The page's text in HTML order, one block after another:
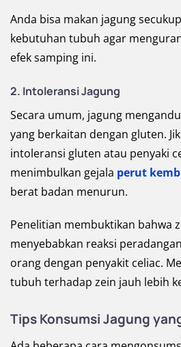
Anda bisa makan jagung
kebutuhan tubuh agar
efek samping ini.
2. Intoleransi Jagung
Secara umum, jagung
yang berkaitan dengan gluten.
intoleransi gluten atau penyaki
menimbulkan gejala perut
berat badan menurun.
Penelitian membuktikan bahwa
menyebabkan reaksi
orang dengan penyakit celiac.
tubuh terhadap zein jauh lebih
Tips Konsumsi Jagung